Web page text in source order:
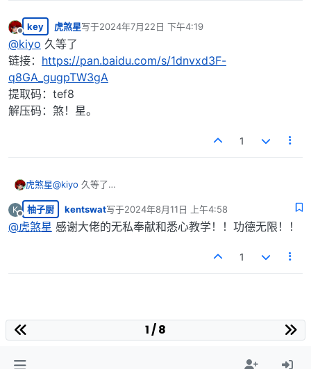
离线
key 虎煞星写于2024年7月22日 下午4:19
最后由 编辑
@kiyo 久等了
链接： https://pan.baidu.com/s/1dnvxd3F-
q8GA_gugpTW3gA
提取码：tef8
解压码：煞！星。
1
虎煞星@kiyo 久等了
链接：
q8GA_gugpTW3gA
提取码：tef8
K
离线
柚子厨 kentswat写于2024年8月11日 上午4:58
最后由 编辑
@虎煞星 感谢大佬的无私奉献和悉心教学！！功德无限！！
1
1 / 8